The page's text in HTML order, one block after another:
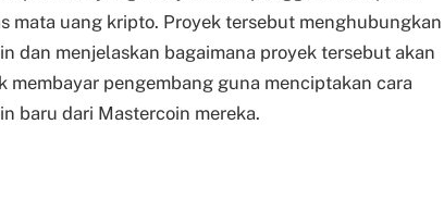
mata uang kripto. Proyek tersebut menghubungkan
dan menjelaskan bagaimana proyek tersebut akan
pengembang guna menciptakan cara
baru dari Mastercoin mereka.